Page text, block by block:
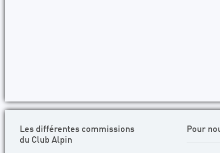
Les différentes commissions
du Club Alpin
Pour